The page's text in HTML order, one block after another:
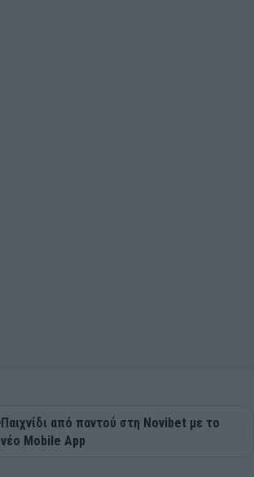
Παιχνίδι από παντού στη Novibet με το
νέο Mobile App